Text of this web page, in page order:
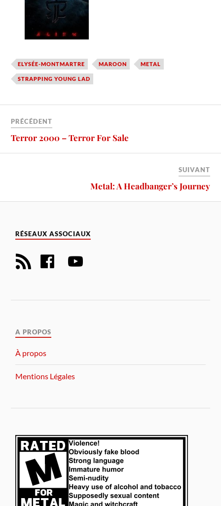
ELYSÉE-MONTMARTRE MAROON METAL
STRAPPING YOUNG LAD
PRÉCÉDENT
Terror 2000 – Terror For Sale
SUIVANT
Metal: A Headbanger’s Journey
RÉSEAUX ASSOCIAUX
A PROPOS
À propos
Mentions Légales